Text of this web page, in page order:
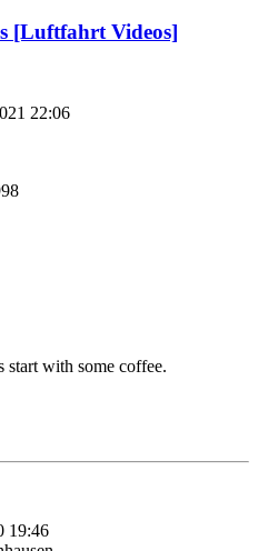
[Luftfahrt Videos]
22:06
with some coffee.
19:46